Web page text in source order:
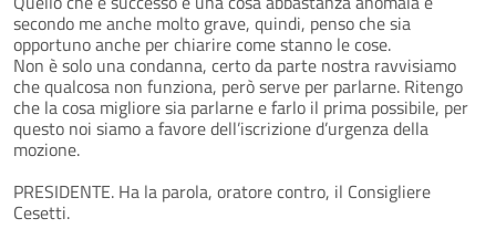
secondo me anche molto grave, quindi, penso che sia
opportuno anche per chiarire come stanno le cose.
Non è solo una condanna, certo da parte nostra ravvisiamo
che qualcosa non funziona, però serve per parlarne. Ritengo
che la cosa migliore sia parlarne e farlo il prima possibile, per
questo noi siamo a favore dell’iscrizione d’urgenza della
mozione.
PRESIDENTE. Ha la parola, oratore contro, il Consigliere
Cesetti.